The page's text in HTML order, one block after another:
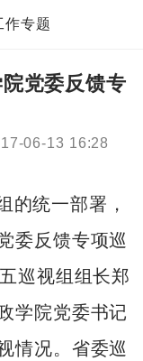
作专题
党委反馈专
06-13 16:28
的统一部署，
委反馈专项巡
巡视组组长郑
学院党委书记
情况。省委巡